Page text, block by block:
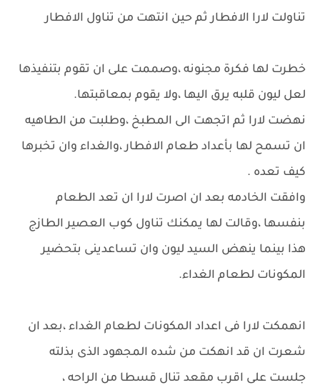
تناولت لارا الافطار ثم حين انتهت من تناول الافطار
خطرت لها فكرة مجنونه ،وصممت على ان تقوم بتنفيذها
لعل ليون قلبه يرق اليها ،ولا يقوم بمعاقبتها.
نهضت لارا ثم اتجهت الى المطبخ ،وطلبت من الطاهيه
ان تسمح لها بأعداد طعام الافطار ،والغداء وان تخبرها
كيف تعده .
وافقت الخادمه بعد ان اصرت لارا ان تعد الطعام
بنفسها ،وقالت لها يمكنك تناول كوب العصير الطازج
هذا بينما ينهض السيد ليون وان تساعدينى بتحضير
المكونات لطعام الغداء.
انهمكت لارا فى اعداد المكونات لطعام الغداء ،بعد ان
شعرت ان قد انهكت من شده المجهود الذى بذلته
جلست على اقرب مقعد تنال قسطا من الراحه ،